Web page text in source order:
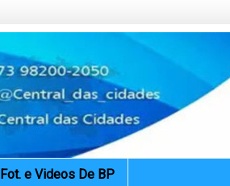
Fot. e Videos De BP